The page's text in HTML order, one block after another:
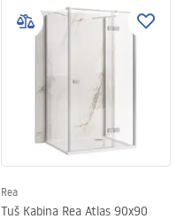
Rea
Tuš Kabina Rea Atlas 90x90